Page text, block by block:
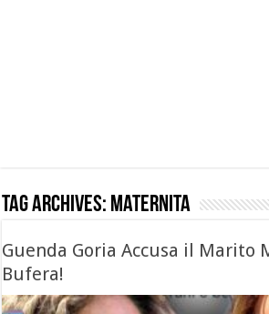
Tag Archives: maternita
Guenda Goria Accusa il Marito
Bufera!